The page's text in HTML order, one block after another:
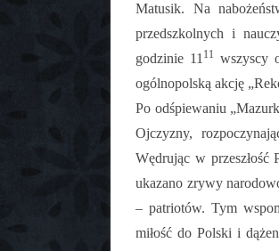
Matusik. Na
przedszkolnych i
godzinie 11 11 wszyscy
ogólnopolską akcję
Po odśpiewaniu
Ojczyzny,
Wędrując w przeszłość
ukazano zrywy
– patriotów. Tym
miłość do Polski i